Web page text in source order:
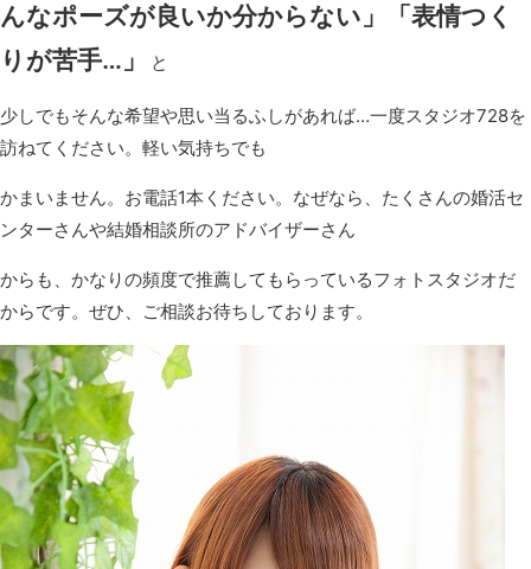
んなポーズが良いか分からない」「表情つく
りが苦手…」
と
少しでもそんな希望や思い当るふしがあれば…一度スタジオ728を
訪ねてください。軽い気持ちでも
かまいません。お電話1本ください。なぜなら、たくさんの婚活セ
ンターさんや結婚相談所のアドバイザーさん
からも、かなりの頻度で推薦してもらっているフォトスタジオだ
からです。ぜひ、ご相談お待ちしております。